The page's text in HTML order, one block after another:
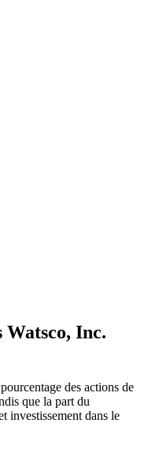
Inc.
des actions de
que la part du
investissement dans le